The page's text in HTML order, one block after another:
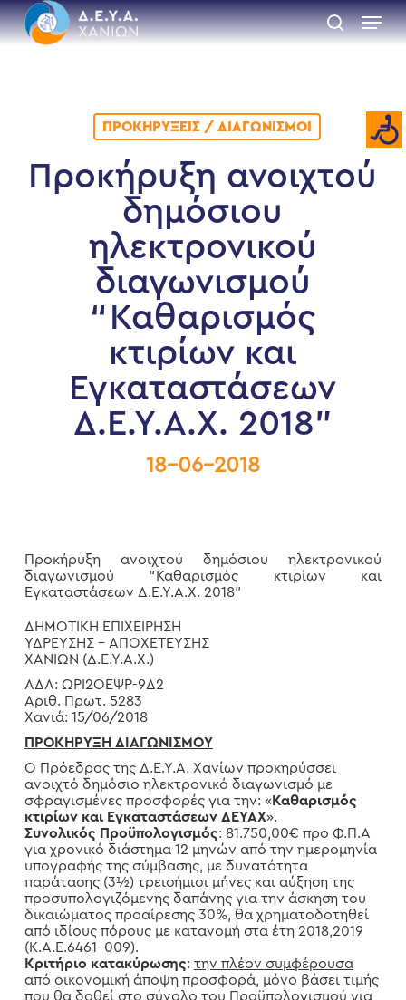
Skip
to
main
search
Menu
ΠΡΟΚΗΡΎΞΕΙΣ / ΔΙΑΓΩΝΙΣΜΟΊ
Προκήρυξη ανοιχτού
δημόσιου
ηλεκτρονικού
διαγωνισμού
“Καθαρισμός
κτιρίων και
Εγκαταστάσεων
Δ.Ε.Υ.Α.Χ. 2018”
18-06-2018
Προκήρυξη ανοιχτού δημόσιου ηλεκτρονικού
διαγωνισμού “Καθαρισμός κτιρίων και
Εγκαταστάσεων Δ.Ε.Υ.Α.Χ. 2018”
ΔΗΜΟΤΙΚΗ ΕΠΙΧΕΙΡΗΣΗ
ΥΔΡΕΥΣΗΣ – ΑΠΟΧΕΤΕΥΣΗΣ
ΧΑΝΙΩΝ (Δ.Ε.Υ.Α.Χ.)
ΑΔΑ: ΩΡΙ2ΟΕΨΡ-9Δ2
Αριθ. Πρωτ. 5283
Χανιά: 15/06/2018
ΠΡΟΚΗΡΥΞΗ ΔΙΑΓΩΝΙΣΜΟΥ
Ο Πρόεδρος της Δ.Ε.Υ.Α. Χανίων προκηρύσσει
ανοιχτό δημόσιο ηλεκτρονικό διαγωνισμό με
σφραγισμένες προσφορές για την: «Καθαρισμός
κτιρίων και Εγκαταστάσεων ΔΕΥΑΧ».
Συνολικός Προϋπολογισμός: 81.750,00€ προ Φ.Π.Α
για χρονικό διάστημα 12 μηνών από την ημερομηνία
υπογραφής της σύμβασης, με δυνατότητα
παράτασης (3½) τρεισήμισι μήνες και αύξηση της
προσυπολογιζόμενης δαπάνης για την άσκηση του
δικαιώματος προαίρεσης 30%, θα χρηματοδοτηθεί
από ιδίους πόρους με κατανομή στα έτη 2018,2019
(Κ.Α.Ε.6461-009).
Κριτήριο κατακύρωσης: την πλέον συμφέρουσα
από οικονομική άποψη προσφορά, μόνο βάσει τιμής
που θα δοθεί στο σύνολο του Προϋπολογισμού για